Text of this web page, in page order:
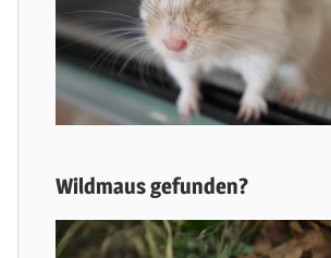
Wildmaus gefunden?